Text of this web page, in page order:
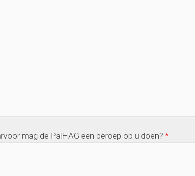
mag de PalHAG een beroep op u doen? *